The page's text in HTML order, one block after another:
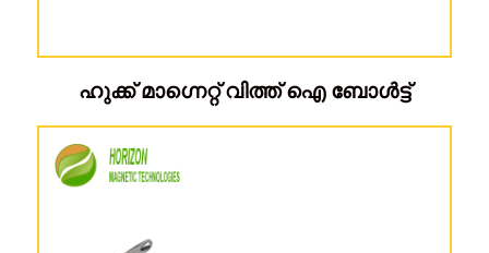
ഹുക്ക് മാഗ്നെറ്റ് വിത്ത് ഐ ബോൾട്ട്